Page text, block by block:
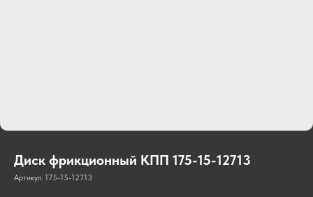
Диск фрикционный КПП 175-15-12713
Артикул: 175-15-12713